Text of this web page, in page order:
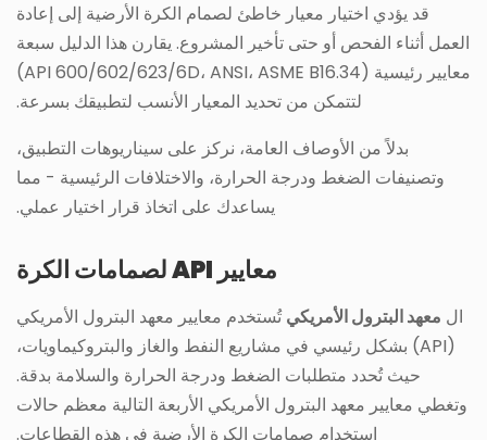
قد يؤدي اختيار معيار خاطئ لصمام الكرة الأرضية إلى إعادة
العمل أثناء الفحص أو حتى تأخير المشروع. يقارن هذا الدليل سبعة
معايير رئيسية (API 600/602/623/6D، ANSI، ASME B16.34)
لتتمكن من تحديد المعيار الأنسب لتطبيقك بسرعة.
بدلاً من الأوصاف العامة، نركز على سيناريوهات التطبيق،
وتصنيفات الضغط ودرجة الحرارة، والاختلافات الرئيسية - مما
يساعدك على اتخاذ قرار اختيار عملي.
معايير API لصمامات الكرة
ال معهد البترول الأمريكيتُستخدم معايير معهد البترول الأمريكي
(API) بشكل رئيسي في مشاريع النفط والغاز والبتروكيماويات،
حيث تُحدد متطلبات الضغط ودرجة الحرارة والسلامة بدقة.
وتغطي معايير معهد البترول الأمريكي الأربعة التالية معظم حالات
استخدام صمامات الكرة الأرضية في هذه القطاعات.